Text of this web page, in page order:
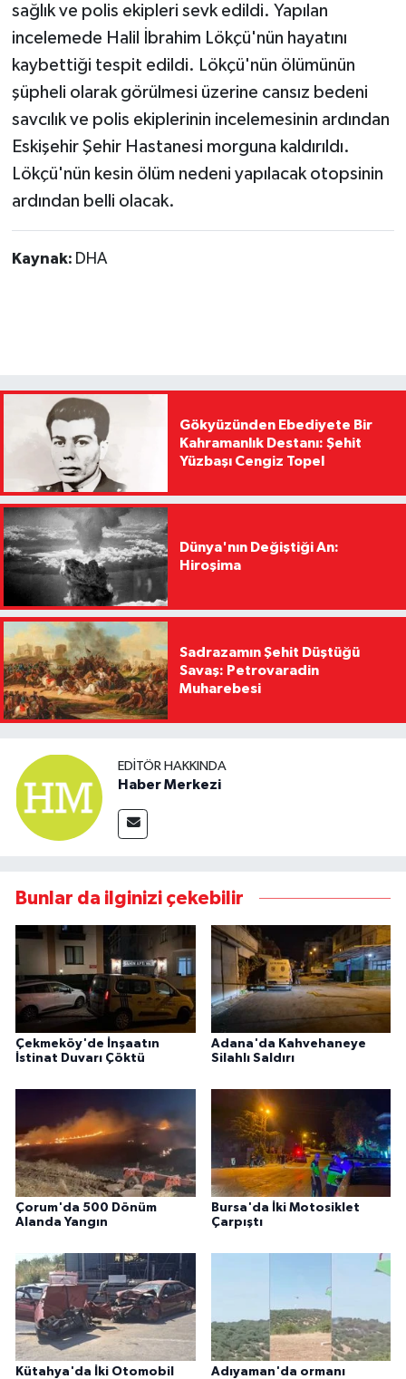
sağlık ve polis ekipleri sevk edildi. Yapılan
incelemede Halil İbrahim Lökçü'nün hayatını
kaybettiği tespit edildi. Lökçü'nün ölümünün
şüpheli olarak görülmesi üzerine cansız bedeni
savcılık ve polis ekiplerinin incelemesinin ardından
Eskişehir Şehir Hastanesi morguna kaldırıldı.
Lökçü'nün kesin ölüm nedeni yapılacak otopsinin
ardından belli olacak.
Kaynak: DHA
Gökyüzünden Ebediyete Bir
Kahramanlık Destanı: Şehit
Yüzbaşı Cengiz Topel
Dünya'nın Değiştiği An:
Hiroşima
Sadrazamın Şehit Düştüğü
Savaş: Petrovaradin
Muharebesi
EDITÖR HAKKINDA
Haber Merkezi
Bunlar da ilginizi çekebilir
Çekmeköy'de İnşaatın
İstinat Duvarı Çöktü
Adana'da Kahvehaneye
Silahlı Saldırı
Çorum'da 500 Dönüm
Alanda Yangın
Bursa'da İki Motosiklet
Çarpıştı
Kütahya'da İki Otomobil Adıyaman'da ormanı